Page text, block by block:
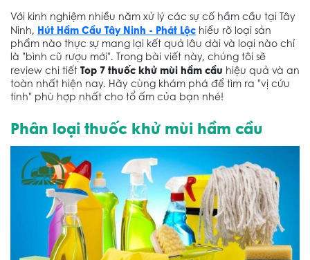
Với kinh nghiệm nhiều năm xử lý các sự cố hầm cầu tại Tây
Ninh, Hút Hầm Cầu Tây Ninh - Phát Lộc hiểu rõ loại sản
phẩm nào thực sự mang lại kết quả lâu dài và loại nào chỉ
là "bình cũ rượu mới". Trong bài viết này, chúng tôi sẽ
review chi tiết Top 7 thuốc khử mùi hầm cầu hiệu quả và an
toàn nhất hiện nay. Hãy cùng khám phá để tìm ra "vị cứu
tinh" phù hợp nhất cho tổ ấm của bạn nhé!
Phân loại thuốc khử mùi hầm cầu